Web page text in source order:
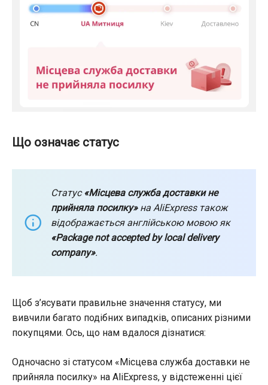
Що означає статус
Статус«Місцева служба доставки не
прийняла посилку»на AliExpress також
відображається англійською мовою як
«Package not accepted by local delivery
company».
Щоб з’ясувати правильне значення статусу, ми
вивчили багато подібних випадків, описаних різними
покупцями. Ось, що нам вдалося дізнатися:
Одночасно зі статусом «Місцева служба доставки не
прийняла посилку» на AliExpress, у відстеженні цієї